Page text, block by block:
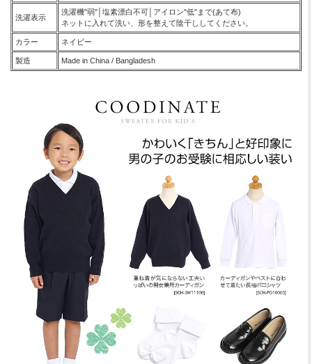
洗濯表示
洗濯機"弱"│塩素漂白不可│アイロン"低"まで(あて布)
ネットに入れて洗い、形を整えて陰干ししてください。
カラー ネイビー
製造 Made in China / Bangladesh